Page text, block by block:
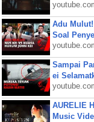
Adu
Soal
Sampai
ei
AURELIE
Music